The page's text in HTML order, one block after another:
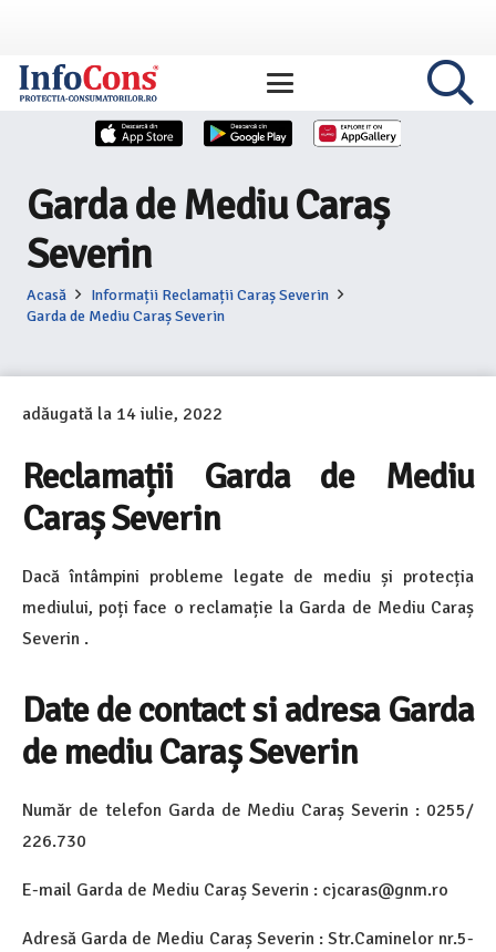
Garda de Mediu Caraș
Severin
Acasă
Informații Reclamații Caraș Severin
Garda de Mediu Caraș Severin
adăugată la 14 iulie, 2022
Reclamații Garda de Mediu
Caraș Severin
Dacă întâmpini probleme legate de mediu și protecția
mediului, poți face o reclamație la Garda de Mediu Caraș
Severin .
Date de contact si adresa Garda
de mediu Caraș Severin
Număr de telefon Garda de Mediu Caraș Severin : 0255/
226.730
E-mail Garda de Mediu Caraș Severin : cjcaras@gnm.ro
Adresă Garda de Mediu Caraș Severin : Str.Caminelor nr.5-